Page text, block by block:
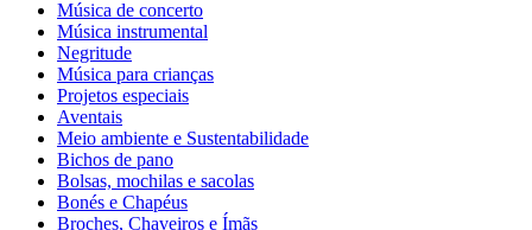
Música de concerto
Música instrumental
Negritude
Música para crianças
Projetos especiais
Aventais
Meio ambiente e Sustentabilidade
Bichos de pano
Bolsas, mochilas e sacolas
Bonés e Chapéus
Broches, Chaveiros e Ímãs